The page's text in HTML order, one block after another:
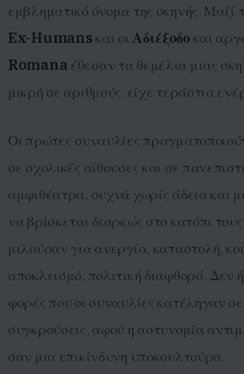
εμβληματικό όνομα της σκηνής. Μαζί
Ex-Humansκαι οιΑδιέξοδοκαι
Romana έθεσαν τα θεμέλια μιας
μικρή σε αριθμούς, είχε τεράστια
Οι πρώτες συναυλίες
σε σχολικές αίθουσες και σε
αμφιθέατρα, συχνά χωρίς άδεια και
να βρίσκεται διαρκώς στο κατόπι
μιλούσαν για ανεργία, καταστολή,
αποκλεισμό, πολιτική διαφθορά. Δεν
φορές που οι συναυλίες κατέληγαν σε
συγκρούσεις, αφού η αστυνομία
σαν μια επικίνδυνη υποκουλτούρα.